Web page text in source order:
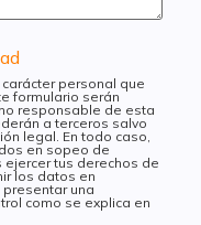
personal que
formulario serán
responsable de esta
a terceros salvo
legal. En todo caso,
en sopeo de
ejercer tus derechos de
los datos en
una
como se explica en